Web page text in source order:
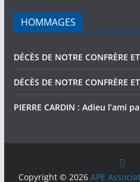
HOMMAGES
DÉCÈS DE NOTRE CONFRÈRE
DÉCÈS DE NOTRE CONFRÈRE
PIERRE CARDIN : Adieu l’ami
Copyright © 2026APE